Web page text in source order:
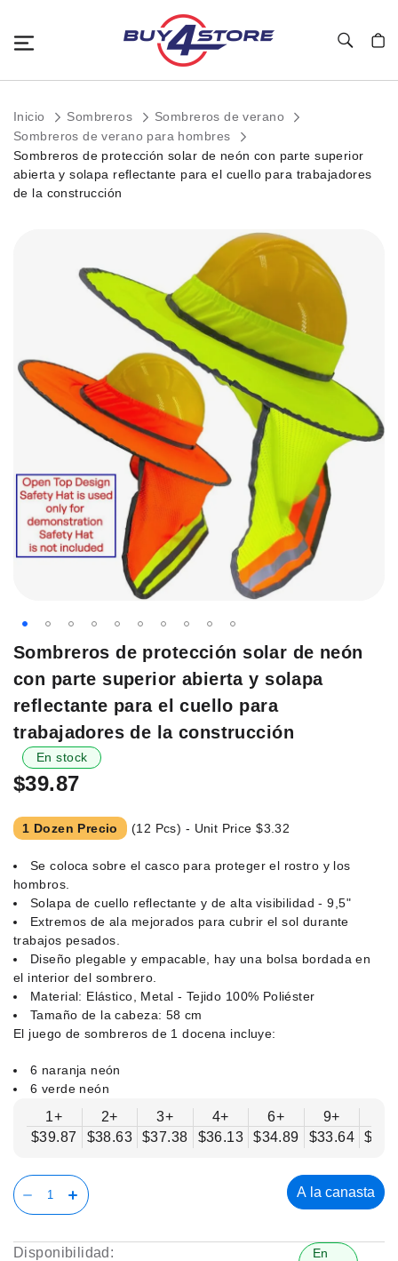
Inicio Sombreros
Sombreros de verano
Sombreros de verano para hombres
Sombreros de protección solar de neón con parte superior
abierta y solapa reflectante para el cuello para trabajadores
de la construcción
imágenes.
Saltar
principio
de
galería
de
imágenes.
Sombreros de protección solar de neón
con parte superior abierta y solapa
reflectante para el cuello para
trabajadores de la construcción
En stock
$39.87
1 Dozen Precio (12 Pcs) - Unit Price$3.32
Se coloca sobre el casco para proteger el rostro y los
hombros.
Solapa de cuello reflectante y de alta visibilidad - 9,5"
Extremos de ala mejorados para cubrir el sol durante
trabajos pesados.
Diseño plegable y empacable, hay una bolsa bordada en
el interior del sombrero.
Material: Elástico, Metal - Tejido 100% Poliéster
Tamaño de la cabeza: 58 cm
El juego de sombreros de 1 docena incluye:
6 naranja neón
6 verde neón
1+
$39.87
2+
$38.63
3+
$37.38
4+
$36.13
6+
$34.89
9+
$33.64
A la canasta
Disponibilidad:
En